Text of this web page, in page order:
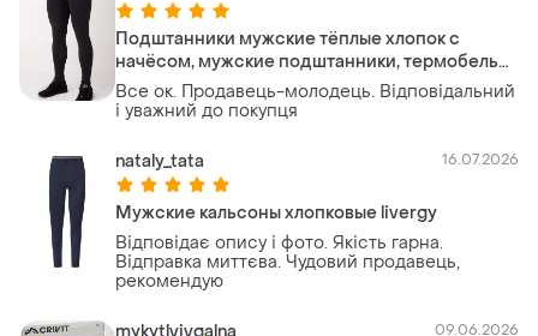
Подштанники мужские тёплые хлопок с
начёсом, мужские подштанники, термобелье
кальсони гамаши байка, термо подштанники
на байке
Все ок. Продавець-молодець. Відповідальний
і уважний до покупця
nataly_tata 16.07.2026
Мужские кальсоны хлопковые livergy
Відповідає опису і фото. Якість гарна.
Відправка миттєва. Чудовий продавець,
рекомендую
09.06.2026